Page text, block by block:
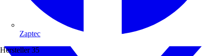
Zaptec
Hersteller 35